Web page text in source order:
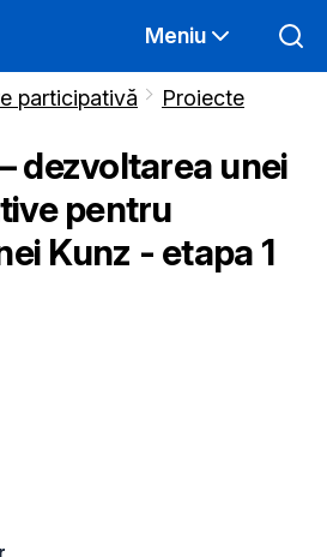
Meniu
participativă Proiecte
dezvoltarea unei
pentru
Kunz - etapa 1